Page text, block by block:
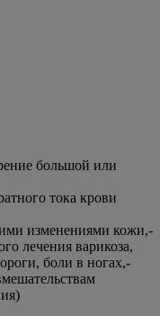
большой или
тока крови
изменениями кожи,-
лечения варикоза,
боли в ногах,-